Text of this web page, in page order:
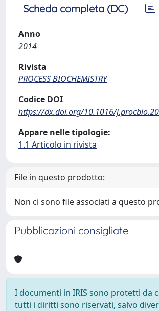
Scheda completa (DC)
Anno
2014
Rivista
PROCESS BIOCHEMISTRY
Codice DOI
https://dx.doi.org/10.1016/
Appare nelle tipologie:
1.1 Articolo in rivista
File in questo prodotto:
Non ci sono file associati a questo
Pubblicazioni consigliate
I documenti in IRIS sono protetti da
tutti i diritti sono riservati, salvo